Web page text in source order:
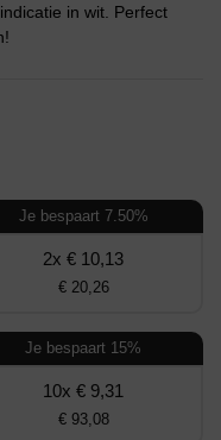
in wit. Perfect
Je bespaart 7.50%
2x € 10,13
€ 20,26
Je bespaart 15%
10x € 9,31
€ 93,08